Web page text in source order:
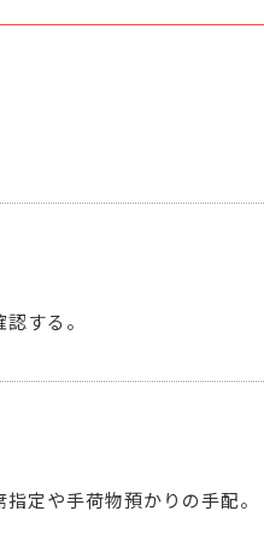
する。
定や手荷物預かりの手配。